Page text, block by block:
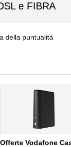
e FIBRA
della puntualità
Offerte Vodafone